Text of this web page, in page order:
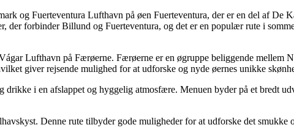
og Fuerteventura Lufthavn på øen Fuerteventura, der er en del af De
forbinder Billund og Fuerteventura, og det er en populær rute i
Lufthavn på Færøerne. Færøerne er en øgruppe beliggende mellem
giver rejsende mulighed for at udforske og nyde øernes unikke
i en afslappet og hyggelig atmosfære. Menuen byder på et bredt
Denne rute tilbyder gode muligheder for at udforske det smukke